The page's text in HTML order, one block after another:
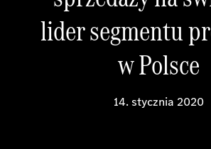
lider segmentu
w Polsce
14. stycznia 2020